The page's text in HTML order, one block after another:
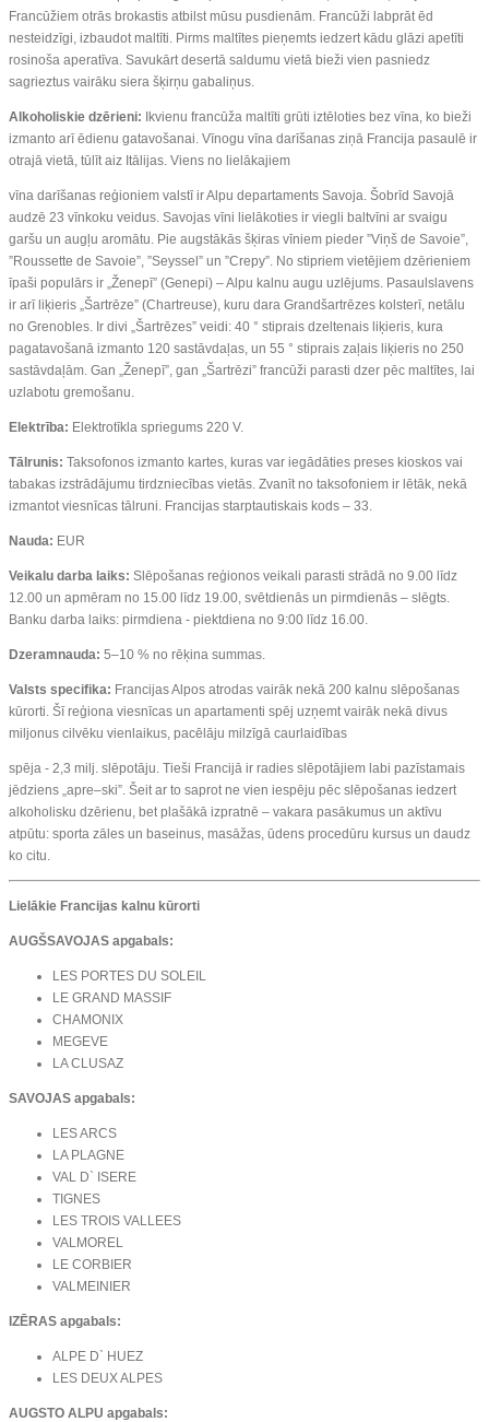
Francūžiem otrās brokastis atbilst mūsu pusdienām. Francūži labprāt ēd
nesteidzīgi, izbaudot maltīti. Pirms maltītes pieņemts iedzert kādu glāzi apetīti
rosinoša aperatīva. Savukārt desertā saldumu vietā bieži vien pasniedz
sagrieztus vairāku siera šķirņu gabaliņus.
Alkoholiskie dzērieni: Ikvienu francūža maltīti grūti iztēloties bez vīna, ko bieži
izmanto arī ēdienu gatavošanai. Vīnogu vīna darīšanas ziņā Francija pasaulē ir
otrajā vietā, tūlīt aiz Itālijas. Viens no lielākajiem
vīna darīšanas reģioniem valstī ir Alpu departaments Savoja. Šobrīd Savojā
audzē 23 vīnkoku veidus. Savojas vīni lielākoties ir viegli baltvīni ar svaigu
garšu un augļu aromātu. Pie augstākās šķiras vīniem pieder ”Viņš de Savoie”,
”Roussette de Savoie”, ”Seyssel” un ”Crepy”. No stipriem vietējiem dzērieniem
īpaši populārs ir „Ženepī” (Genepi) – Alpu kalnu augu uzlējums. Pasaulslavens
ir arī liķieris „Šartrēze” (Chartreuse), kuru dara Grandšartrēzes kolsterī, netālu
no Grenobles. Ir divi „Šartrēzes” veidi: 40 ° stiprais dzeltenais liķieris, kura
pagatavošanā izmanto 120 sastāvdaļas, un 55 ° stiprais zaļais liķieris no 250
sastāvdaļām. Gan „Ženepī”, gan „Šartrēzi” francūži parasti dzer pēc maltītes, lai
uzlabotu gremošanu.
Elektrība: Elektrotīkla spriegums 220 V.
Tālrunis: Taksofonos izmanto kartes, kuras var iegādāties preses kioskos vai
tabakas izstrādājumu tirdzniecības vietās. Zvanīt no taksofoniem ir lētāk, nekā
izmantot viesnīcas tālruni. Francijas starptautiskais kods – 33.
Nauda: EUR
Veikalu darba laiks: Slēpošanas reģionos veikali parasti strādā no 9.00 līdz
12.00 un apmēram no 15.00 līdz 19.00, svētdienās un pirmdienās – slēgts.
Banku darba laiks: pirmdiena - piektdiena no 9:00 līdz 16.00.
Dzeramnauda: 5–10 % no rēķina summas.
Valsts specifika: Francijas Alpos atrodas vairāk nekā 200 kalnu slēpošanas
kūrorti. Šī reģiona viesnīcas un apartamenti spēj uzņemt vairāk nekā divus
miljonus cilvēku vienlaikus, pacēlāju milzīgā caurlaidības
spēja - 2,3 milj. slēpotāju. Tieši Francijā ir radies slēpotājiem labi pazīstamais
jēdziens „apre–ski”. Šeit ar to saprot ne vien iespēju pēc slēpošanas iedzert
alkoholisku dzērienu, bet plašākā izpratnē – vakara pasākumus un aktīvu
atpūtu: sporta zāles un baseinus, masāžas, ūdens procedūru kursus un daudz
ko citu.
Lielākie Francijas kalnu kūrorti
AUGŠSAVOJAS apgabals:
LES PORTES DU SOLEIL
LE GRAND MASSIF
CHAMONIX
MEGEVE
LA CLUSAZ
SAVOJAS apgabals:
LES ARCS
LA PLAGNE
VAL D` ISERE
TIGNES
LES TROIS VALLEES
VALMOREL
LE CORBIER
VALMEINIER
IZĒRAS apgabals:
ALPE D` HUEZ
LES DEUX ALPES
AUGSTO ALPU apgabals: